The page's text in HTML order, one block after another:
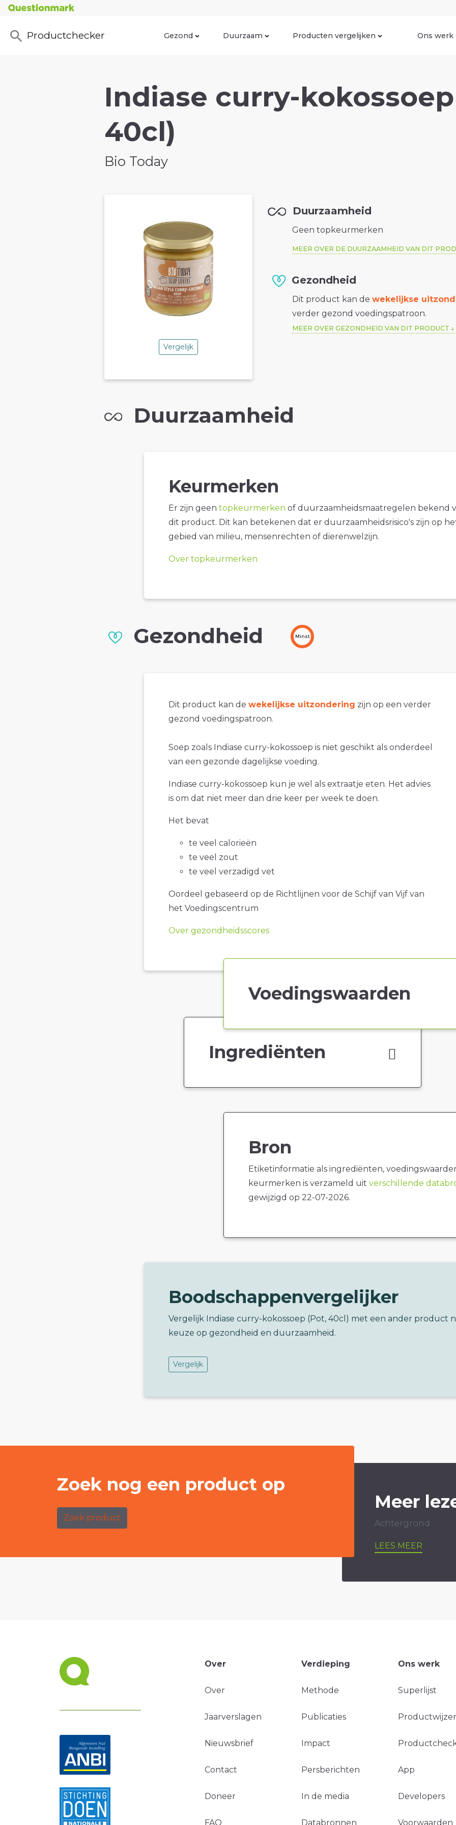
Productchecker Gezond Duurzaam Producten vergelijken Ons werk
Indiase curry-
40cl)
Bio Today
Vergelijk
Duurzaamheid
Geen topkeurmerken
MEER OVER DE DUURZAAMHEID VAN DIT
Gezondheid
Dit product kan dewekelijkse
verder gezond voedingspatroon.
MEER OVER GEZONDHEID VAN DIT PRODUCT
Duurzaamheid
Keurmerken
Er zijn geen topkeurmerken of duurzaamheidsmaatregelen bekend
dit product. Dit kan betekenen dat er duurzaamheidsrisico's zijn op
gebied van milieu, mensenrechten of dierenwelzijn.
Over topkeurmerken
Gezondheid Minst
Dit product kan de wekelijkse uitzondering zijn op een verder
gezond voedingspatroon.
Soep zoals Indiase curry-kokossoep is niet geschikt als onderdeel
van een gezonde dagelijkse voeding.
Indiase curry-kokossoep kun je wel als extraatje eten. Het advies
is om dat niet meer dan drie keer per week te doen.
Het bevat
te veel calorieën
te veel zout
te veel verzadigd vet
Oordeel gebaseerd op de Richtlijnen voor de Schijf van Vijf van
het Voedingscentrum
Over gezondheidsscores
Voedingswaarden
Ingrediënten
Bron
Etiketinformatie als ingrediënten,
keurmerken is verzameld uit verschillende
gewijzigd op 22-07-2026.
Boodschappenvergelijker
Vergelijk Indiase curry-kokossoep (Pot, 40cl) met een ander product
keuze op gezondheid en duurzaamheid.
Vergelijk
Zoek nog een product op
Zoek product
Meer
Achtergrond
LEES MEER
Over
Over
Jaarverslagen
Nieuwsbrief
Contact
Doneer
FAQ
Verdieping
Methode
Publicaties
Impact
Persberichten
In de media
Databronnen
Ons werk
Superlijst
App
Developers
Voorwaarden